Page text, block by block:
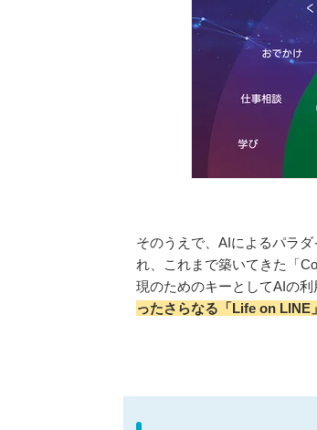
そのうえで、AIによるパラ
れ、これまで築いてきた「
現のためのキーとしてAIの利
ったさらなる「Life on LINE